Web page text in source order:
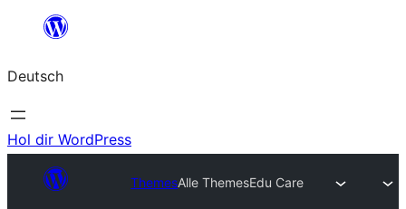
springen
Deutsch
Hol dir WordPress
ThemesAlle ThemesEdu Care